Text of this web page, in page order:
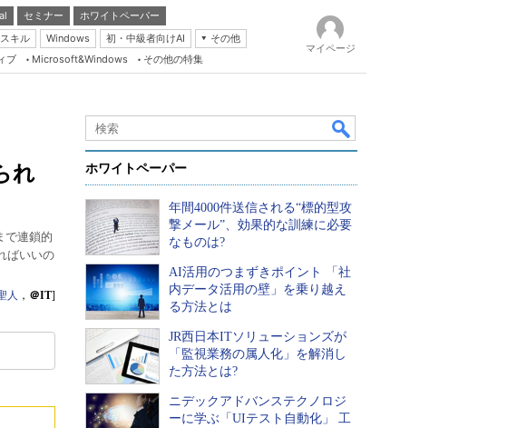
セミナー
ホワイトペーパー
キル Windows 初・中級者向けAI
その他
Server & Storage
Java Agile
Database Expert
Linux ＆ OSS
Master of IP Network
Security & Trust
Test & Tools
ブ Microsoft&Windows その他の特集
マイページ
れ
で連鎖的
ばいいの
人 ， ＠IT]
ホワイトペーパー
年間4000件送信される“標的型攻
撃メール”、効果的な訓練に必要
なものは?
AI活用のつまずきポイント 「社
内データ活用の壁」を乗り越え
る方法とは
JR西日本ITソリューションズが
「監視業務の属人化」を解消し
た方法とは?
ニデックアドバンステクノロジ
ーに学ぶ「UIテスト自動化」 工